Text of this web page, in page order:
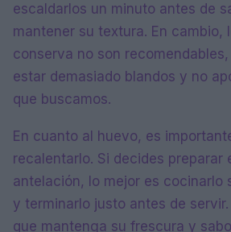
escaldarlos un minuto antes de
mantener su textura. En cambio,
conserva no son
estar demasiado blandos y no
que buscamos.
En cuanto al huevo, es
recalentarlo. Si decides preparar
antelación, lo mejor es cocinarlo
y terminarlo justo antes de
que mantenga su frescura y